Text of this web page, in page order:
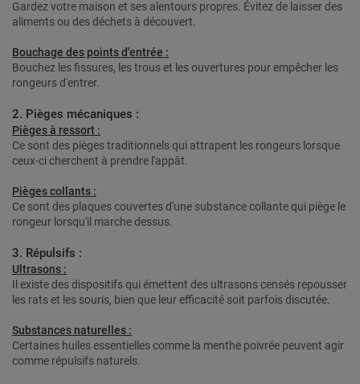
Gardez votre maison et ses alentours propres. Évitez de laisser des
aliments ou des déchets à découvert.
Bouchage des points d'entrée :
Bouchez les fissures, les trous et les ouvertures pour empêcher les
rongeurs d'entrer.
2. Pièges mécaniques :
Pièges à ressort :
Ce sont des pièges traditionnels qui attrapent les rongeurs lorsque
ceux-ci cherchent à prendre l'appât.
Pièges collants :
Ce sont des plaques couvertes d'une substance collante qui piège le
rongeur lorsqu'il marche dessus.
3. Répulsifs :
Ultrasons :
Il existe des dispositifs qui émettent des ultrasons censés repousser
les rats et les souris, bien que leur efficacité soit parfois discutée.
Substances naturelles :
Certaines huiles essentielles comme la menthe poivrée peuvent agir
comme répulsifs naturels.